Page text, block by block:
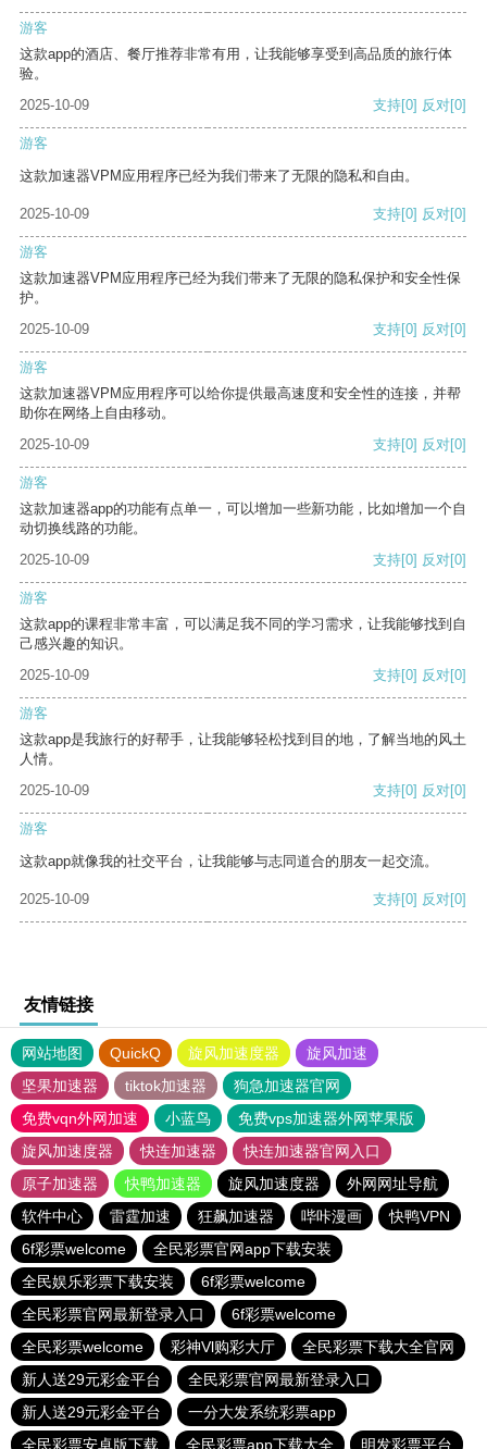
游客
这款app的酒店、餐厅推荐非常有用，让我能够享受到高品质的旅行体
验。
2025-10-09
支持[0] 反对[0]
游客
这款加速器VPM应用程序已经为我们带来了无限的隐私和自由。
2025-10-09 支持[0] 反对[0]
游客
这款加速器VPM应用程序已经为我们带来了无限的隐私保护和安全性保
护。
2025-10-09
支持[0] 反对[0]
游客
这款加速器VPM应用程序可以给你提供最高速度和安全性的连接，并帮
助你在网络上自由移动。
2025-10-09
支持[0] 反对[0]
游客
这款加速器app的功能有点单一，可以增加一些新功能，比如增加一个自
动切换线路的功能。
2025-10-09
支持[0] 反对[0]
游客
这款app的课程非常丰富，可以满足我不同的学习需求，让我能够找到自
己感兴趣的知识。
2025-10-09
支持[0] 反对[0]
游客
这款app是我旅行的好帮手，让我能够轻松找到目的地，了解当地的风土
人情。
2025-10-09
支持[0] 反对[0]
游客
这款app就像我的社交平台，让我能够与志同道合的朋友一起交流。
2025-10-09 支持[0] 反对[0]
友情链接
网站地图 QuickQ 旋风加速度器
旋风加速
坚果加速器
tiktok加速器
狗急加速器官网
免费vqn外网加速
小蓝鸟
免费vps加速器外网苹果版
旋风加速度器
快连加速器
快连加速器官网入口
原子加速器
快鸭加速器 旋风加速度器
外网网址导航
软件中心
雷霆加速 狂飙加速器 哔咔漫画
快鸭VPN
6f彩票welcome
全民彩票官网app下载安装
全民娱乐彩票下载安装
6f彩票welcome
全民彩票官网最新登录入口
6f彩票welcome
全民彩票welcome
彩神Vl购彩大厅
全民彩票下载大全官网
新人送29元彩金平台
全民彩票官网最新登录入口
新人送29元彩金平台
一分大发系统彩票app
全民彩票安卓版下载
全民彩票app下载大全 明发彩票平台